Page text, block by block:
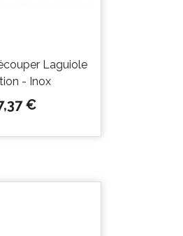
Laguiole
- Inox
€